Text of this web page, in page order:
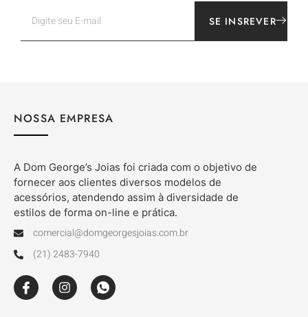
SE INSREVER
NOSSA EMPRESA
A Dom George’s Joias foi criada com o objetivo de
fornecer aos clientes diversos modelos de
acessórios, atendendo assim à diversidade de
estilos de forma on-line e prática.
comercial@domgeorgesjoias.com.br
(21) 2483-7940